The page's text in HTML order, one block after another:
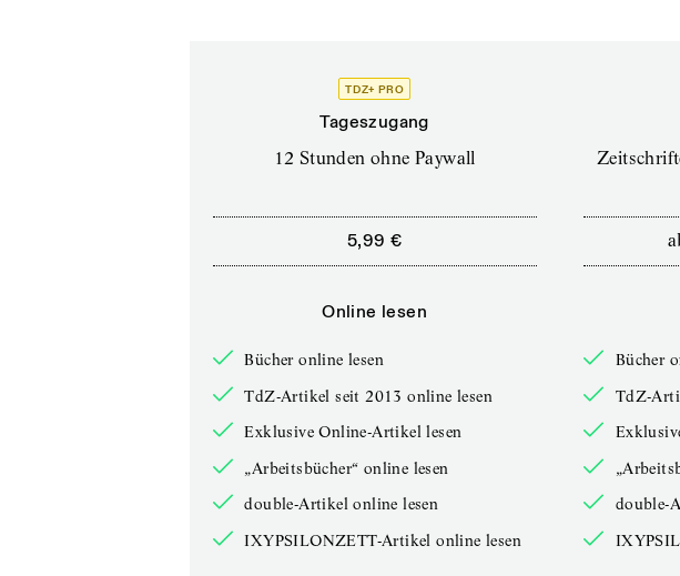
TDZ+ PRO
Tageszugang
12 Stunden ohne Paywall
5,99 €
Online lesen
Bücher online lesen
TdZ-Artikel seit 2013 online lesen
Exklusive Online-Artikel lesen
„Arbeitsbücher“ online lesen
double-Artikel online lesen
IXYPSILONZETT-Artikel online lesen
Bücher
TdZ-
double-